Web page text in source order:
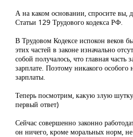
А на каком основании, спросите вы,
Статьи 129 Трудового кодекса РФ.
В Трудовом Кодексе испокон веков
этих частей в законе изначально
собой получалось, что главная
зарплате. Поэтому никакого
зарплаты.
Теперь посмотрим, какую злую
первый ответ)
Сейчас совершенно законно
он ничего, кроме моральных норм,